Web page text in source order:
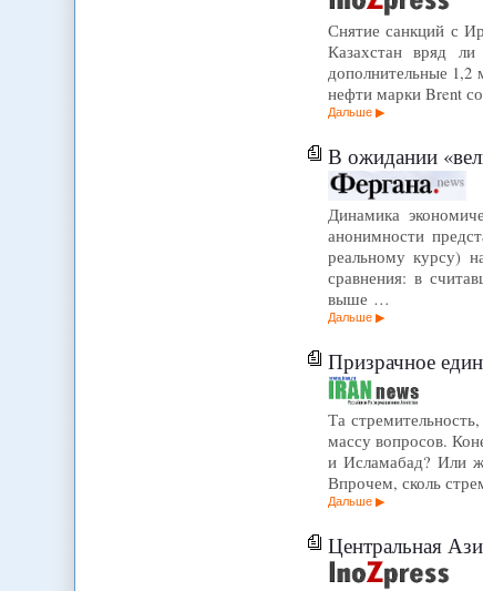
Снятие санкций с
Казахстан вряд
дополнительные 1,2
нефти марки Brent
Дальше
В ожидании
Динамика
анонимности
реальному курсу)
сравнения: в
выше …
Дальше
Призрачное
Та
массу вопросов.
и Исламабад? Или
Впрочем, сколь
Дальше
Центральная